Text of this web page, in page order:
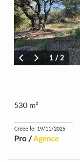
1 /2
530 m²
Créée le: 19/11/2025
Pro /Agence